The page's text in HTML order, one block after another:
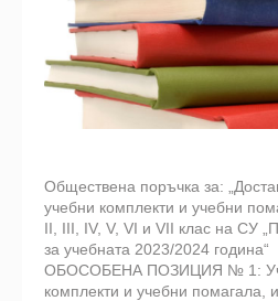
Обществена поръчка за:
учебни комплекти и учебни
II, III, IV, V, VI и VII клас на СУ
за учебната 2023/2024 година“
ОБОСОБЕНА ПОЗИЦИЯ № 1:
комплекти и учебни помагала,